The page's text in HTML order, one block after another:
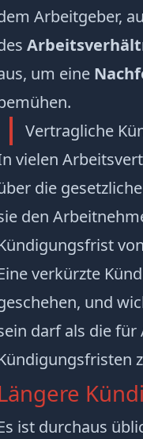
Arbeitgeber,
um eine
Vertragliche
vielen
die
den
von
verkürzte
und
darf als die für
ist durchaus